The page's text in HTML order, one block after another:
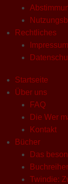
Rechtliches
Impressum
Startseite
Über uns
FAQ
Die Wer
Kontakt
Bücher
Das
Twindie: